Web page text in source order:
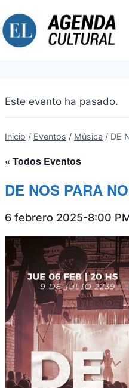
al
contenido
Este evento ha pasado.
Inicio / Eventos / Música / DE
« Todos Eventos
DE NOS PARA
6 febrero 2025-8:00